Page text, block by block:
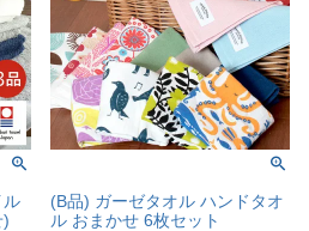
ル
)
(B品) ガーゼタオル ハンドタオ
ル おまかせ 6枚セット